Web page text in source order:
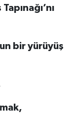
bir yürüyüş